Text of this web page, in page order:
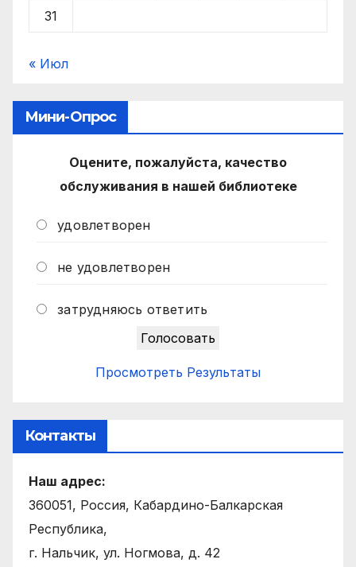
31
« Июл
Мини-Опрос
Оцените, пожалуйста, качество
обслуживания в нашей библиотеке
удовлетворен
не удовлетворен
затрудняюсь ответить
Просмотреть Результаты
Контакты
Наш адрес:
360051, Россия, Кабардино-Балкарская
Республика,
г. Нальчик, ул. Ногмова, д. 42